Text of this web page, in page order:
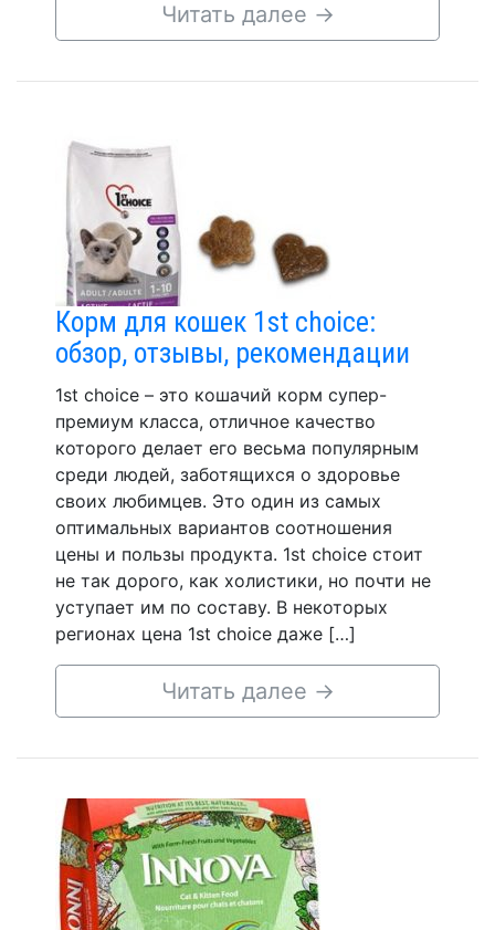
Читать далее →
Корм для кошек 1st choice:
обзор, отзывы, рекомендации
1st choice – это кошачий корм супер-
премиум класса, отличное качество
которого делает его весьма популярным
среди людей, заботящихся о здоровье
своих любимцев. Это один из самых
оптимальных вариантов соотношения
цены и пользы продукта. 1st choice стоит
не так дорого, как холистики, но почти не
уступает им по составу. В некоторых
регионах цена 1st choice даже […]
Читать далее →